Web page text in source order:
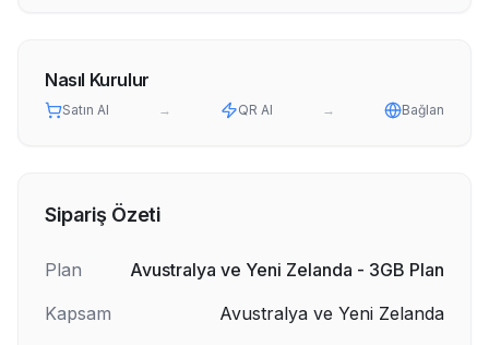
Nasıl Kurulur
Satın Al → QR Al → Bağlan
Sipariş Özeti
Plan
Avustralya ve Yeni Zelanda - 3GB Plan
Kapsam
Avustralya ve Yeni Zelanda